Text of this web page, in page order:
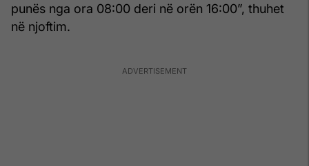
punës nga ora 08:00 deri në orën 16:00”, thuhet
në njoftim.